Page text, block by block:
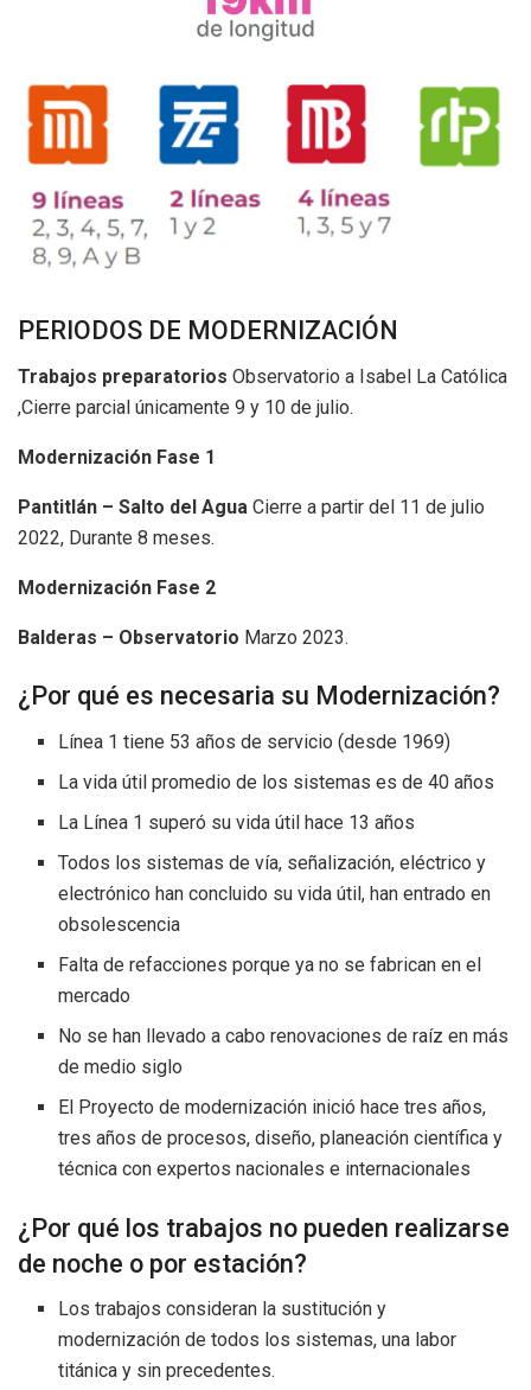
PERIODOS DE MODERNIZACIÓN
Trabajos preparatorios Observatorio a Isabel La Católica
,Cierre parcial únicamente 9 y 10 de julio.
Modernización Fase 1
Pantitlán – Salto del Agua Cierre a partir del 11 de julio
2022, Durante 8 meses.
Modernización Fase 2
Balderas – Observatorio Marzo 2023.
¿Por qué es necesaria su Modernización?
Línea 1 tiene 53 años de servicio (desde 1969)
La vida útil promedio de los sistemas es de 40 años
La Línea 1 superó su vida útil hace 13 años
Todos los sistemas de vía, señalización, eléctrico y
electrónico han concluido su vida útil, han entrado en
obsolescencia
Falta de refacciones porque ya no se fabrican en el
mercado
No se han llevado a cabo renovaciones de raíz en más
de medio siglo
El Proyecto de modernización inició hace tres años,
tres años de procesos, diseño, planeación científica y
técnica con expertos nacionales e internacionales
¿Por qué los trabajos no pueden realizarse
de noche o por estación?
Los trabajos consideran la sustitución y
modernización de todos los sistemas, una labor
titánica y sin precedentes.